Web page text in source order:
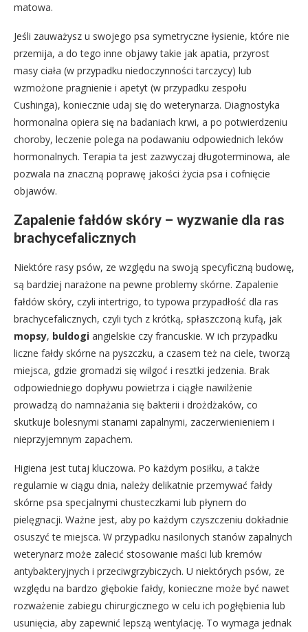
matowa.
Jeśli zauważysz u swojego psa symetryczne łysienie, które nie
przemija, a do tego inne objawy takie jak apatia, przyrost
masy ciała (w przypadku niedoczynności tarczycy) lub
wzmożone pragnienie i apetyt (w przypadku zespołu
Cushinga), koniecznie udaj się do weterynarza. Diagnostyka
hormonalna opiera się na badaniach krwi, a po potwierdzeniu
choroby, leczenie polega na podawaniu odpowiednich leków
hormonalnych. Terapia ta jest zazwyczaj długoterminowa, ale
pozwala na znaczną poprawę jakości życia psa i cofnięcie
objawów.
Zapalenie fałdów skóry – wyzwanie dla ras
brachycefalicznych
Niektóre rasy psów, ze względu na swoją specyficzną budowę,
są bardziej narażone na pewne problemy skórne. Zapalenie
fałdów skóry, czyli intertrigo, to typowa przypadłość dla ras
brachycefalicznych, czyli tych z krótką, spłaszczoną kufą, jak
mopsy, buldogi angielskie czy francuskie. W ich przypadku
liczne fałdy skórne na pyszczku, a czasem też na ciele, tworzą
miejsca, gdzie gromadzi się wilgoć i resztki jedzenia. Brak
odpowiedniego dopływu powietrza i ciągłe nawilżenie
prowadzą do namnażania się bakterii i drożdżaków, co
skutkuje bolesnymi stanami zapalnymi, zaczerwienieniem i
nieprzyjemnym zapachem.
Higiena jest tutaj kluczowa. Po każdym posiłku, a także
regularnie w ciągu dnia, należy delikatnie przemywać fałdy
skórne psa specjalnymi chusteczkami lub płynem do
pielęgnacji. Ważne jest, aby po każdym czyszczeniu dokładnie
osuszyć te miejsca. W przypadku nasilonych stanów zapalnych
weterynarz może zalecić stosowanie maści lub kremów
antybakteryjnych i przeciwgrzybiczych. U niektórych psów, ze
względu na bardzo głębokie fałdy, konieczne może być nawet
rozważenie zabiegu chirurgicznego w celu ich pogłębienia lub
usunięcia, aby zapewnić lepszą wentylację. To wymaga jednak